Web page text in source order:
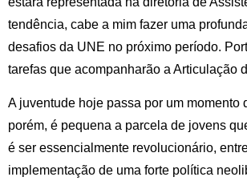
tendência, cabe a mim fazer uma
desafios da UNE no próximo período.
tarefas que acompanharão a Articulação
A juventude hoje passa por um momento
porém, é pequena a parcela de jovens
é ser essencialmente revolucionário,
implementação de uma forte política